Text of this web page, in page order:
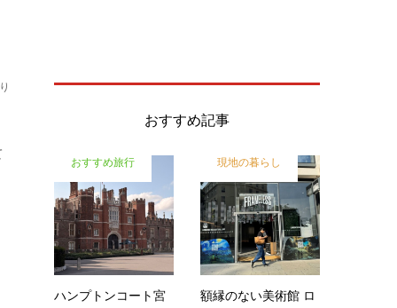
おすすめ記事
おすすめ旅行
ハンプトンコート宮
現地の暮らし
額縁のない美術館 ロ